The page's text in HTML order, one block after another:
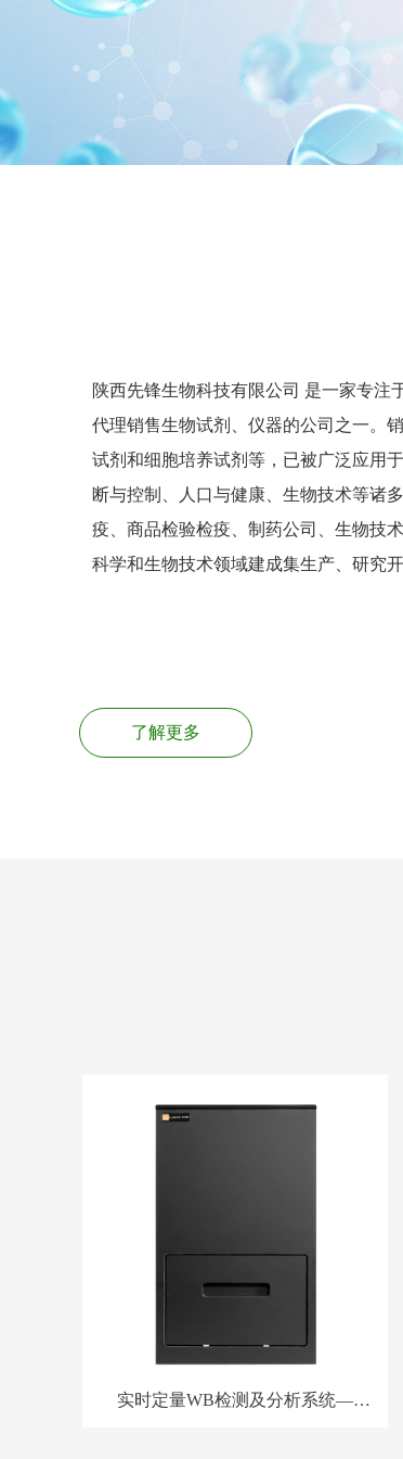
陕西先锋生物科技有限公司 是一家专注
代理销售生物试剂、仪器的公司之一。
试剂和细胞培养试剂等，已被广泛应用
断与控制、人口与健康、生物技术等诸
疫、商品检验检疫、制药公司、生物技
科学和生物技术领域建成集生产、研究
了解更多
实时定量WB检测及分析系统—